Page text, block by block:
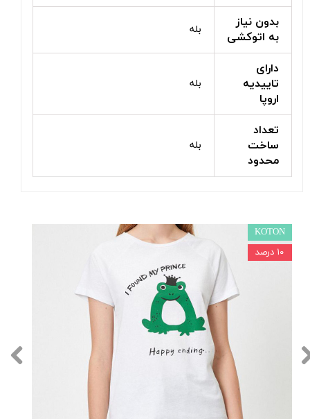
بدون نیاز
به اتوکشی
بله
دارای
تاییدیه
اروپا
بله
تعداد
ساخت
محدود
بله
KOTON
۱۰ درصد